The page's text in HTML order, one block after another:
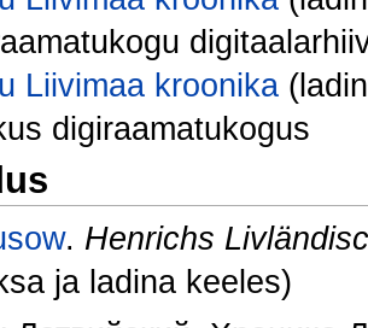
Liivimaa kroonika
digiraamatukogus
. Henrichs
ja ladina keeles)